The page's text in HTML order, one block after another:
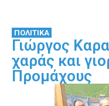
ΠΟΛΙΤΙΚΑ
Γιώργος
χαράς και
Προμάχους